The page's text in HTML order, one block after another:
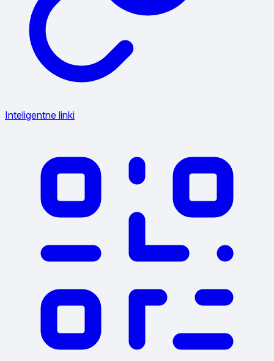
Inteligentne linki